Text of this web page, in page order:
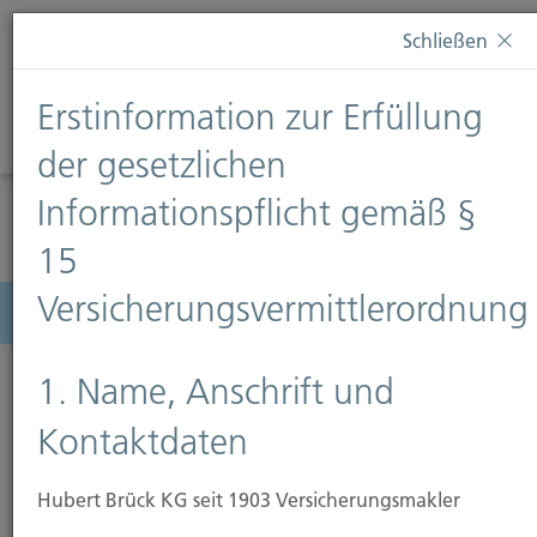
Diese Webseite verwendet Cookies. Wenn Sie weiterhin
Informationen finden Sie auf unserer SeiteDatenschutz
Diese Nachricht nicht erneut anzeigen
Menü
Schließen
Erstinformation zur Erfüllung
der gesetzlichen
Informationspflicht gemäß §
15
Versicherungsvermittlerordnung
1. Name, Anschrift und
Kontaktdaten
Hubert Brück KG seit 1903 Versicherungsmakler